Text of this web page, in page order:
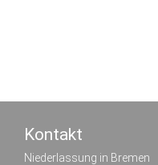
Kontakt
Niederlassung in Bremen